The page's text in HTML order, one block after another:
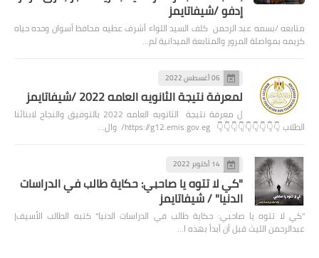
إدفو /شيفاتايمز
متابعه /بسمه عبد الرحمن كلف السيد اللواء أشرف عطيه محافظ أسوان وحده حياه
كريمه بمواصلة المرور والمتابعة الميدانية لم…
06 أغسطس 2022
لمعرفة نتيجة الثانويه العامه 2022 /شيفاتايمز
ل معرفة نتيجة الثانويه العامه 2022 بالتوفيق والنجاح لابنائنا
الطلاب 👇👇👇👇👇👇👇👇👇 https://g12.emis.gov.eg/ وال…
14 أكتوبر 2022
"كي لا تتوه يا صاحبي: حكاية طالب في الدراسات
الدنيا" / شيفاتايمز
"كي لا تتوه يا صاحبي: حكاية طالب في الدراسات الدنيا" كتبه الطالب الأسيف|
عبدالرحمن الليث قبل أن أبدأ بهذه ا…